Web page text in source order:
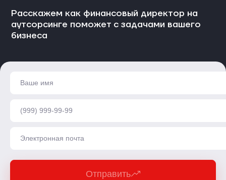
Расскажем как финансовый директор на
аутсорсинге поможет с задачами вашего
бизнеса
Отправить